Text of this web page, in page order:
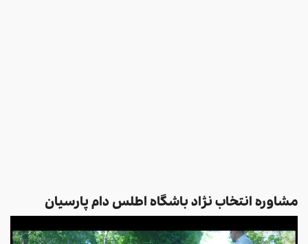
مشاوره انتخاب نژاد باشگاه اطلس دام پارسیان